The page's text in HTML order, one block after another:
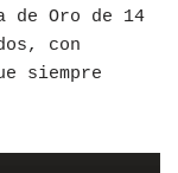
de Oro de 14
con
siempre